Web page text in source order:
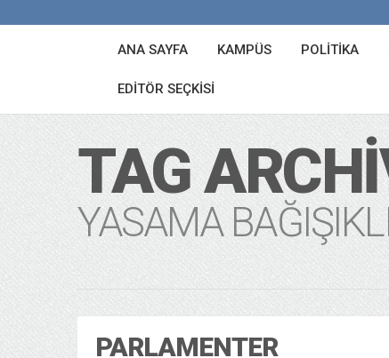
ANA SAYFA KAMPÜS POLITIKA
EDITÖR SEÇKISI
TAG
YASAMA
PARLAMENTER